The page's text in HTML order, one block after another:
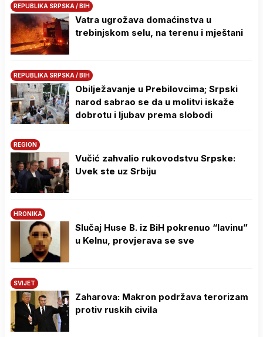
REPUBLIKA SRPSKA / BIH
Vatra ugrožava domaćinstva u
trebinjskom selu, na terenu i mještani
REPUBLIKA SRPSKA / BIH
Obilježavanje u Prebilovcima; Srpski
narod sabrao se da u molitvi iskaže
dobrotu i ljubav prema slobodi
REGION
Vučić zahvalio rukovodstvu Srpske:
Uvek ste uz Srbiju
HRONIKA
Slučaj Huse B. iz BiH pokrenuo “lavinu”
u Kelnu, provjerava se sve
SVIJET
Zaharova: Makron podržava terorizam
protiv ruskih civila